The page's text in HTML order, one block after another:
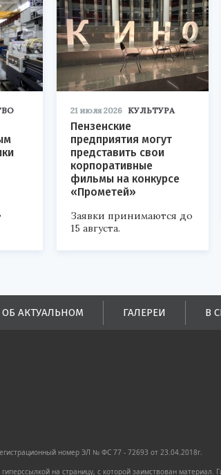
21 июля 2026 КУЛЬТУРА
Пензенские
предприятия могут
представить свои
корпоративные
фильмы на конкурсе
«Прометей»
Заявки принимаются до
15 августа.
ОБ АКТУАЛЬНОМ ГАЛЕРЕИ В
номер ЭЛ № ФС 77 - 72693 от 23.04.2018г.
на страницу, с которой заимствован